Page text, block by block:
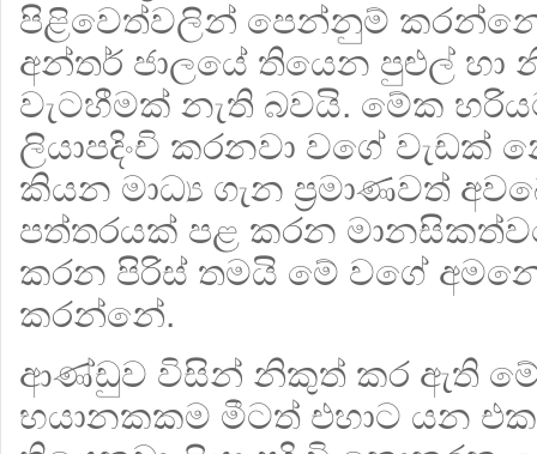
පිළිවෙත්වලින් පෙන්නුම් කරන්නේ
අන්තර් ජාලයේ තියෙන පුළුල් හා
වැටහීමක් නැති බවයි. මේක
ලියාපදිංචි කරනවා වගේ වැඩක්
කියන මාධ්‍ය ගැන ප්‍ර‍මාණවත්
පත්තරයක් පළ කරන
කරන පිරිස් තමයි මේ වගේ
කරන්නේ.
ආණ්ඩුව විසින් නිකුත් කර ඇති මේ
භයානකකම මීටත් එහාට යන